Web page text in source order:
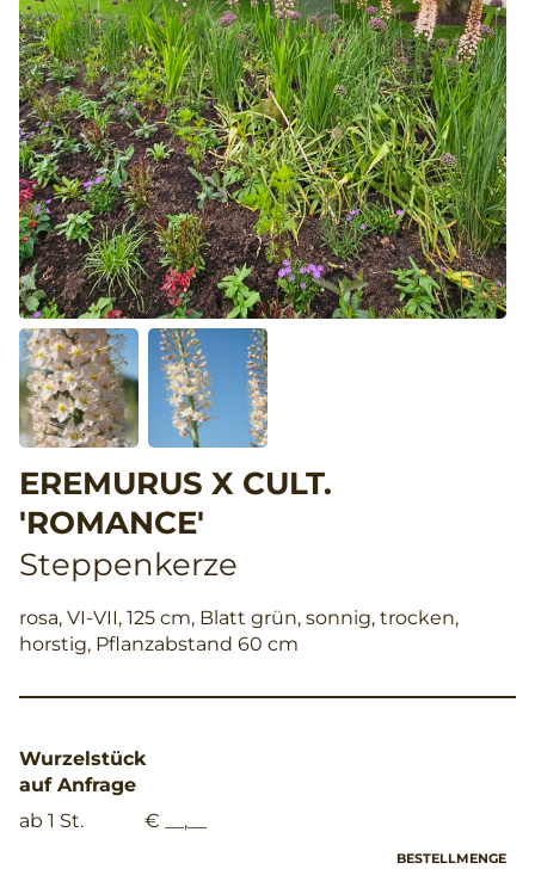
EREMURUS X CULT.
'ROMANCE'
Steppenkerze
rosa, VI-VII, 125 cm, Blatt grün, sonnig, trocken,
horstig, Pflanzabstand 60 cm
Wurzelstück
auf Anfrage
ab 1 St.
€ __,__
BESTELLMENGE